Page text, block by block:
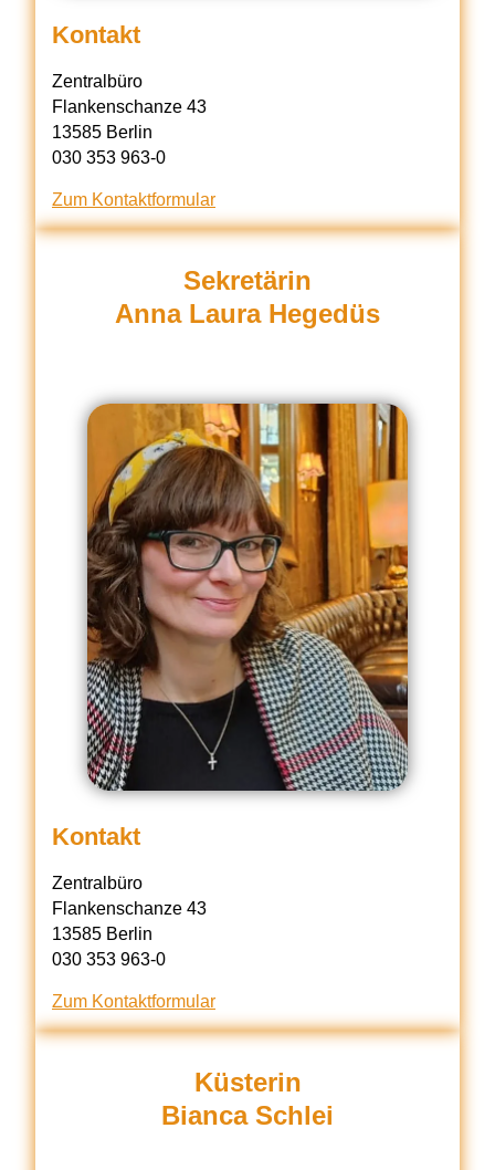
Kontakt
Zentralbüro
Flankenschanze 43
13585 Berlin
030 353 963-0
Zum Kontaktformular
Sekretärin
Anna Laura Hegedüs
Kontakt
Zentralbüro
Flankenschanze 43
13585 Berlin
030 353 963-0
Zum Kontaktformular
Küsterin
Bianca Schlei